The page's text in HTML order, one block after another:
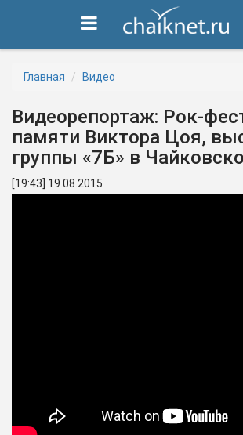
Главная Видео
Видеорепортаж: Рок-
памяти Виктора Цоя,
группы «7Б» в
[19:43] 19.08.2015